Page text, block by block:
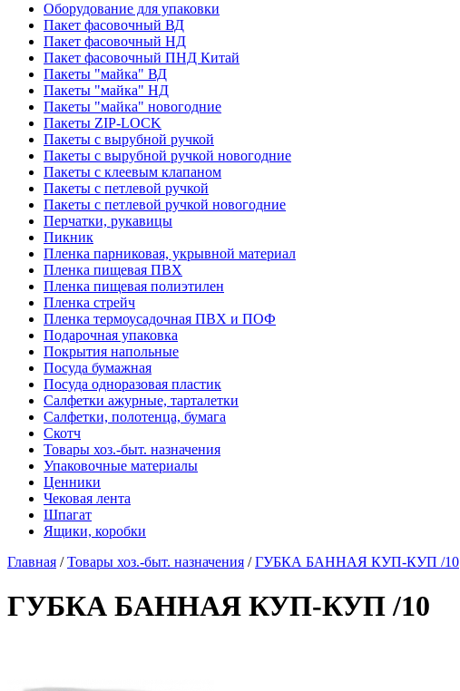
Оборудование для упаковки
Пакет фасовочный ВД
Пакет фасовочный НД
Пакет фасовочный ПНД Китай
Пакеты "майка" ВД
Пакеты "майка" НД
Пакеты "майка" новогодние
Пакеты ZIP-LOCK
Пакеты с вырубной ручкой
Пакеты с вырубной ручкой новогодние
Пакеты с клеевым клапаном
Пакеты с петлевой ручкой
Пакеты с петлевой ручкой новогодние
Перчатки, рукавицы
Пикник
Пленка парниковая, укрывной материал
Пленка пищевая ПВХ
Пленка пищевая полиэтилен
Пленка стрейч
Пленка термоусадочная ПВХ и ПОФ
Подарочная упаковка
Покрытия напольные
Посуда бумажная
Посуда одноразовая пластик
Салфетки ажурные, тарталетки
Салфетки, полотенца, бумага
Скотч
Товары хоз.-быт. назначения
Упаковочные материалы
Ценники
Чековая лента
Шпагат
Ящики, коробки
Главная /Товары хоз.-быт. назначения /ГУБКА БАННАЯ КУП-КУП /10
ГУБКА БАННАЯ КУП-КУП /10